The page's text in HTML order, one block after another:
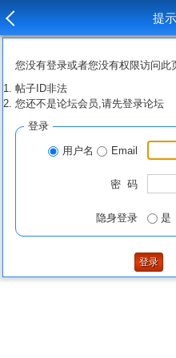
提
您没有登录或者您没有权限访问此
帖子ID非法
您还不是论坛会员,请先登录论坛
登录
用户名 Email
密 码
隐身登录 是